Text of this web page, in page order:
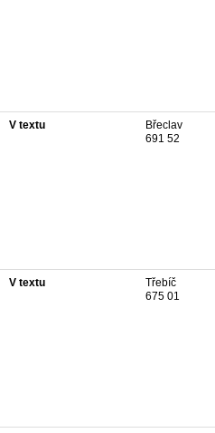
V textu
Břeclav
691 52
V textu
Třebíč
675 01